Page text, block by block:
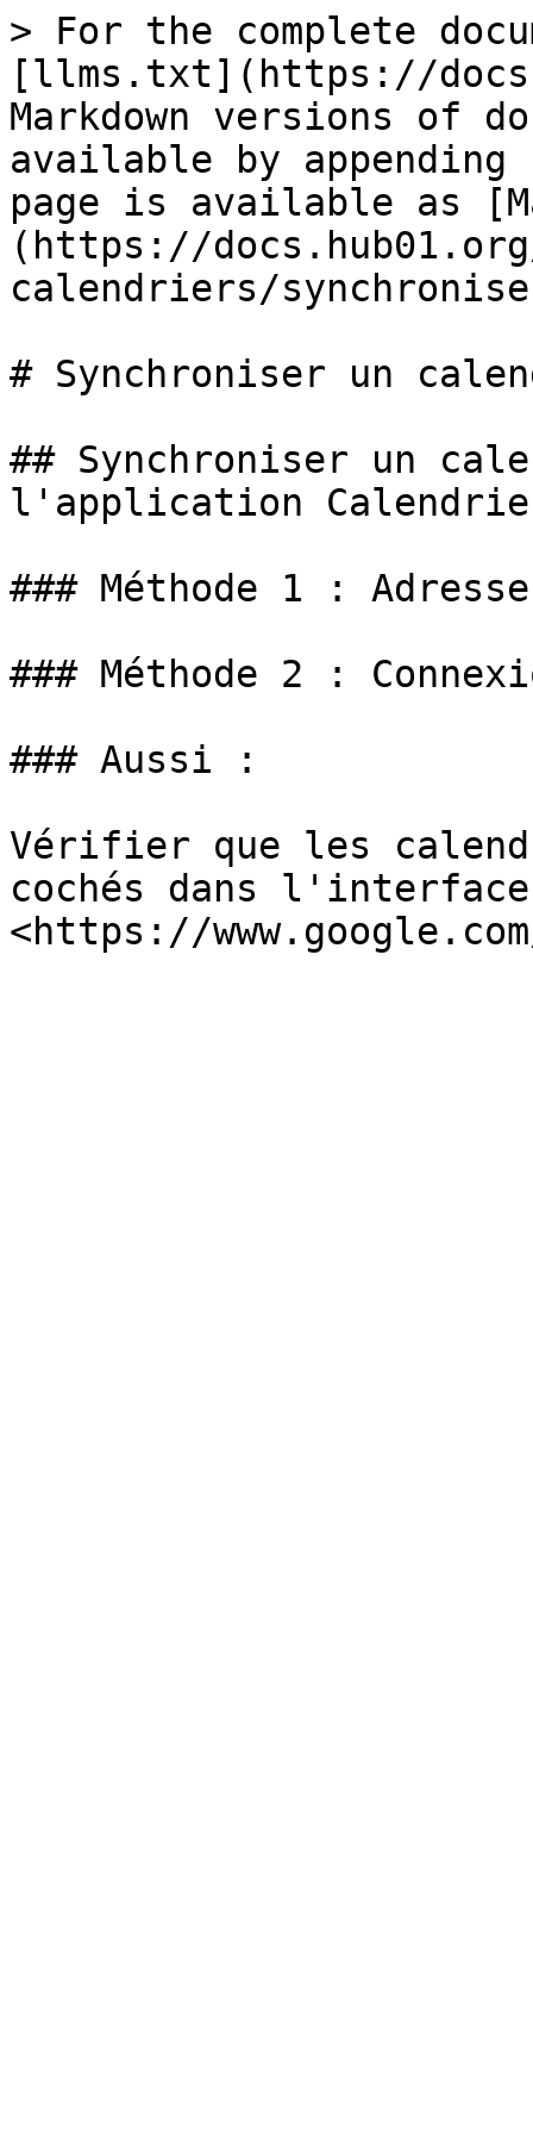
> For the complete
[llms.txt](https://
Markdown versions of
available by
page is available as
(https://
calendriers/
# Synchroniser un
## Synchroniser un
l'application
### Méthode 1 :
### Méthode 2 :
### Aussi :
Vérifier que les
cochés dans